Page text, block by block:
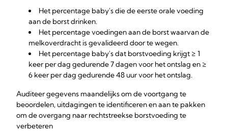
Het percentage baby's die de eerste orale voeding
aan de borst drinken.
Het percentage voedingen aan de borst waarvan de
melkoverdracht is gevalideerd door te wegen.
Het percentage baby's dat borstvoeding krijgt ≥ 1
keer per dag gedurende 7 dagen voor het ontslag en ≥
6 keer per dag gedurende 48 uur voor het ontslag.
Auditeer gegevens maandelijks om de voortgang te
beoordelen, uitdagingen te identificeren en aan te pakken
om de overgang naar rechtstreekse borstvoeding te
verbeteren